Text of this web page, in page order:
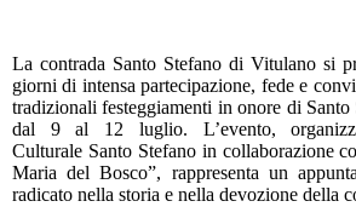
La contrada Santo Stefano di Vitulano si
giorni di intensa partecipazione, fede e
tradizionali festeggiamenti in onore di Santo
dal 9 al 12 luglio. L’evento,
Culturale Santo Stefano in collaborazione
Maria del Bosco”, rappresenta un
radicato nella storia e nella devozione della